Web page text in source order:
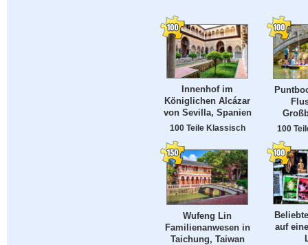
Innenhof im
Königlichen Alcázar
von Sevilla, Spanien
100 Teile Klassisch 100
Wufeng Lin
Familienanwesen in
Taichung, Taiwan
auf